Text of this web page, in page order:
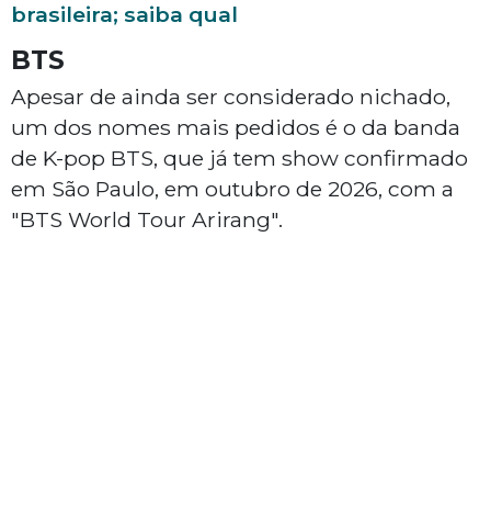
brasileira; saiba qual
BTS
Apesar de ainda ser considerado nichado,
um dos nomes mais pedidos é o da banda
de K-pop BTS, que já tem show confirmado
em São Paulo, em outubro de 2026, com a
"BTS World Tour Arirang".